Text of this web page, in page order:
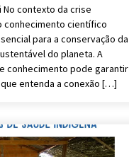
No contexto da crise
conhecimento científico
para a conservação da
do planeta. A
conhecimento pode garantir
entenda a conexão […]